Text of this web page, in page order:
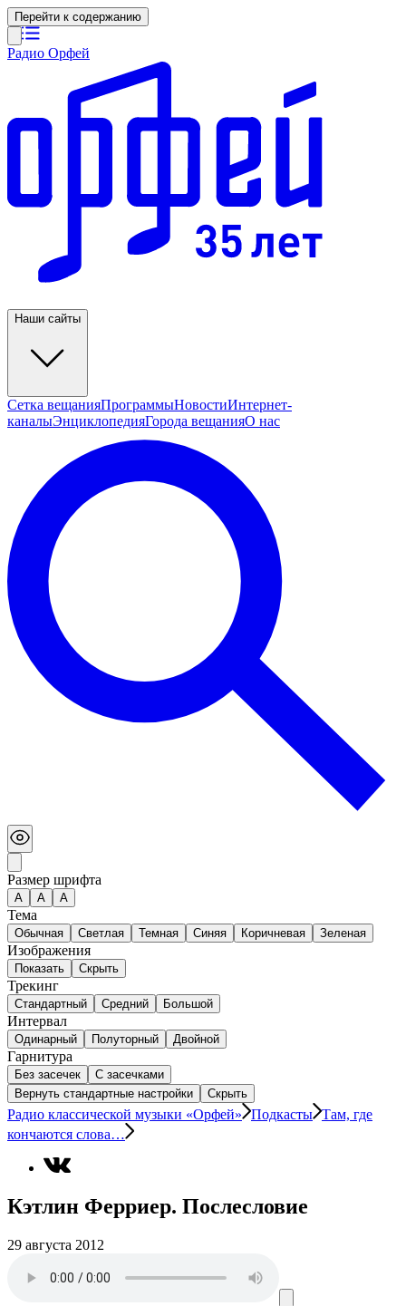
Перейти к содержанию
Радио Орфей
Наши сайты
Сетка вещанияПрограммыНовостиИнтернет-
каналыЭнциклопедияГорода вещанияО нас
Размер шрифта
А A A
Тема
Обычная Светлая Темная Синяя Коричневая Зеленая
Изображения
Показать Скрыть
Трекинг
Стандартный Средний Большой
Интервал
Одинарный Полуторный Двойной
Гарнитура
Без засечек
С засечками
Вернуть стандартные настройки
Скрыть
Радио классической музыки «Орфей» Подкасты Там, где
кончаются слова…
Кэтлин Ферриер. Послесловие
29 августа 2012